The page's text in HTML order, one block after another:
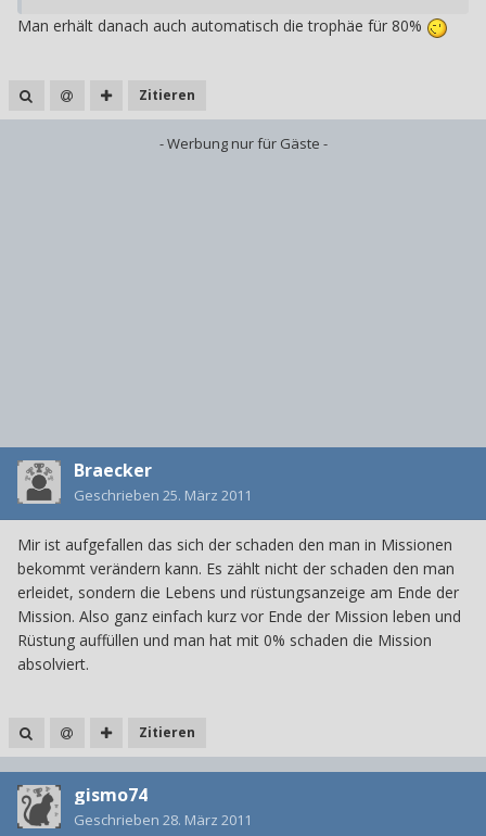
Man erhält danach auch automatisch die trophäe für 80%
Zitieren
- Werbung nur für Gäste -
Braecker
Geschrieben 25. März 2011
Mir ist aufgefallen das sich der schaden den man in Missionen
bekommt verändern kann. Es zählt nicht der schaden den man
erleidet, sondern die Lebens und rüstungsanzeige am Ende der
Mission. Also ganz einfach kurz vor Ende der Mission leben und
Rüstung auffüllen und man hat mit 0% schaden die Mission
absolviert.
Zitieren
gismo74
Geschrieben 28. März 2011